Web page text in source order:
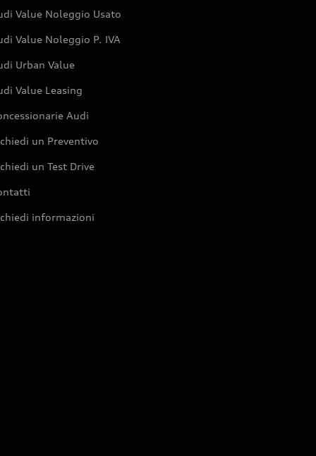
Value Noleggio Usato
Value Noleggio P. IVA
Urban Value
Value Leasing
Audi
un Preventivo
un Test Drive
informazioni